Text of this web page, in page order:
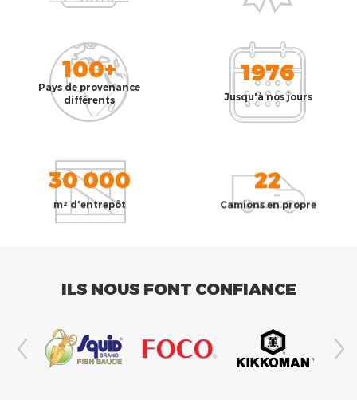
100+
Pays de provenance
différents
1976
Jusqu'à nos jours
30 000
m² d'entrepôt
22
Camions en propre
ILS NOUS FONT CONFIANCE